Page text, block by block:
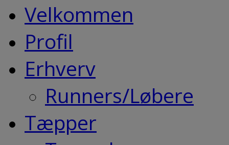
Velkommen
Profil
Erhverv
Runners/Løbere
Tæpper